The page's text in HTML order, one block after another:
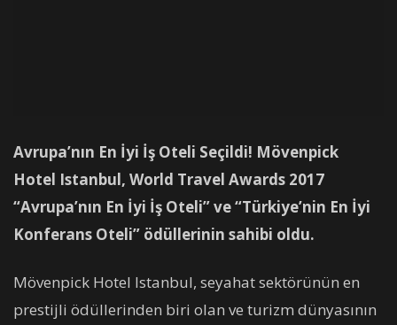
Avrupa’nın En İyi İş Oteli Seçildi! Mövenpick
Hotel Istanbul, World Travel Awards 2017
“Avrupa’nın En İyi İş Oteli”ve “Türkiye’nin En İyi
Konferans Oteli” ödüllerinin sahibi oldu.
Mövenpick Hotel Istanbul, seyahat sektörünün en
prestijli ödüllerinden biri olan ve turizm dünyasının